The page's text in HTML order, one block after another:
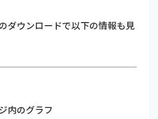
ウンロードで以下の情報も見
内のグラフ